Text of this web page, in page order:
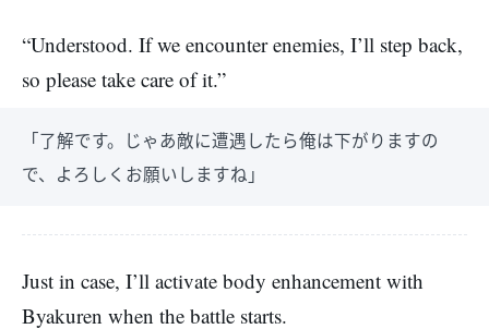
“Understood. If we encounter enemies, I’ll step back,
so please take care of it.”
「了解です。じゃあ敵に遭遇したら俺は下がりますの
で、よろしくお願いしますね」
Just in case, I’ll activate body enhancement with
Byakuren when the battle starts.